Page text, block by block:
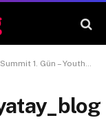
1. Gün – Youthall